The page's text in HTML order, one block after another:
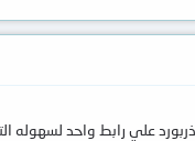
علي رابط واحد لسهوله